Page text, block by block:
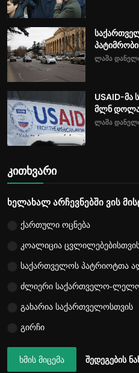
ლაშა
USAID-მა
მლნ
ლაშა
კითხვარი
ხელახალ არჩევნებში ვის
ქართული ოცნება
კოალიცია
საქართველოს პატრიოტთა
ძლიერი საქართველო-
გახარია საქართველოსთვის
გირჩი
ხმის მიცემა შედეგების